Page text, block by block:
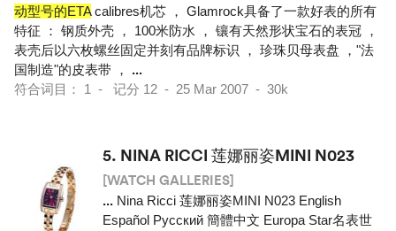
动型号的ETAcalibres机芯 ， Glamrock具备了一款好表的所有
特征 ： 钢质外壳 ， 100米防水 ， 镶有天然形状宝石的表冠 ，
表壳后以六枚螺丝固定并刻有品牌标识 ， 珍珠贝母表盘 ，"法
国制造"的皮表带 ， ...
符合词目： 1 - 记分 12 - 25 Mar 2007 - 30k
5. NINA RICCI 莲娜丽姿MINI N023
[WATCH GALLERIES]
... Nina Ricci 莲娜丽姿MINI N023 English
Español Pусский 簡體中文 Europa Star名表世